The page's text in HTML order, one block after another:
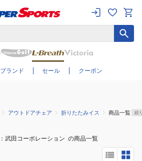
ブランド セール クーポン
さらに絞り込む
アウトドアチェア 折りたたみイス 商品一覧 絞
武田コーポレーション の商品一覧